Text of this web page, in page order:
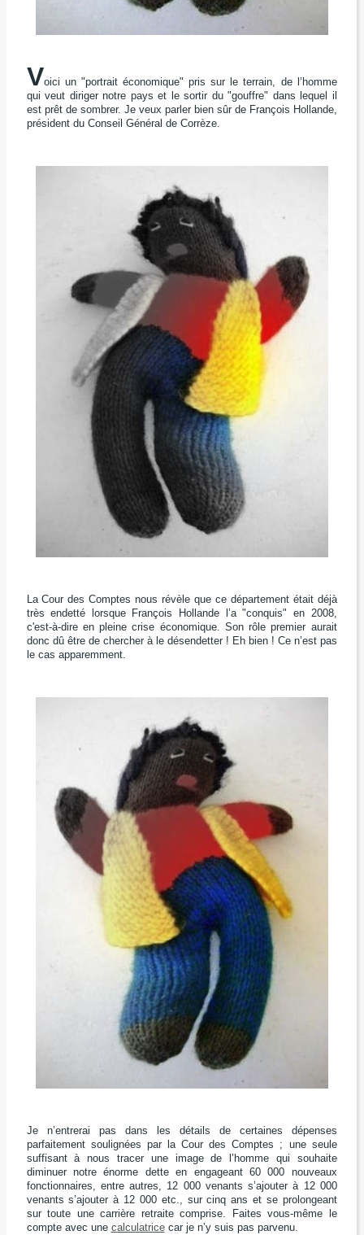
Voici un "portrait économique" pris sur le terrain, de l’homme
qui veut diriger notre payset le sortir du "gouffre" dans lequel il
est prêt de sombrer. Je veux parler bien sûr de François Hollande,
président du Conseil Général de Corrèze.
La Cour des Comptes nous révèleque ce département était déjà
très endetté
lorsque François Hollande l’a "conquis" en 2008,
c'est-à-dire en pleine crise économique. Son rôle premier aurait
donc dû être de chercher à le désendetter ! Eh bien ! Ce n’est pas
le cas apparemment.
Je n’entrerai pas dans les détails de certaines dépenses
parfaitement soulignées par la Cour des Comptes ; une seule
suffisant à nous tracer une image de l’homme qui souhaite
diminuer notre énorme detteen engageant 60 000 nouveaux
fonctionnaires, entre autres, 12 000venants s’ajouter à 12 000
venants s’ajouter à 12 000 etc., sur cinq ans et se prolongeant
sur toute une carrière retraite comprise.
Faites vous-même le
compte avec une calculatrice car je n’y suis pas parvenu.